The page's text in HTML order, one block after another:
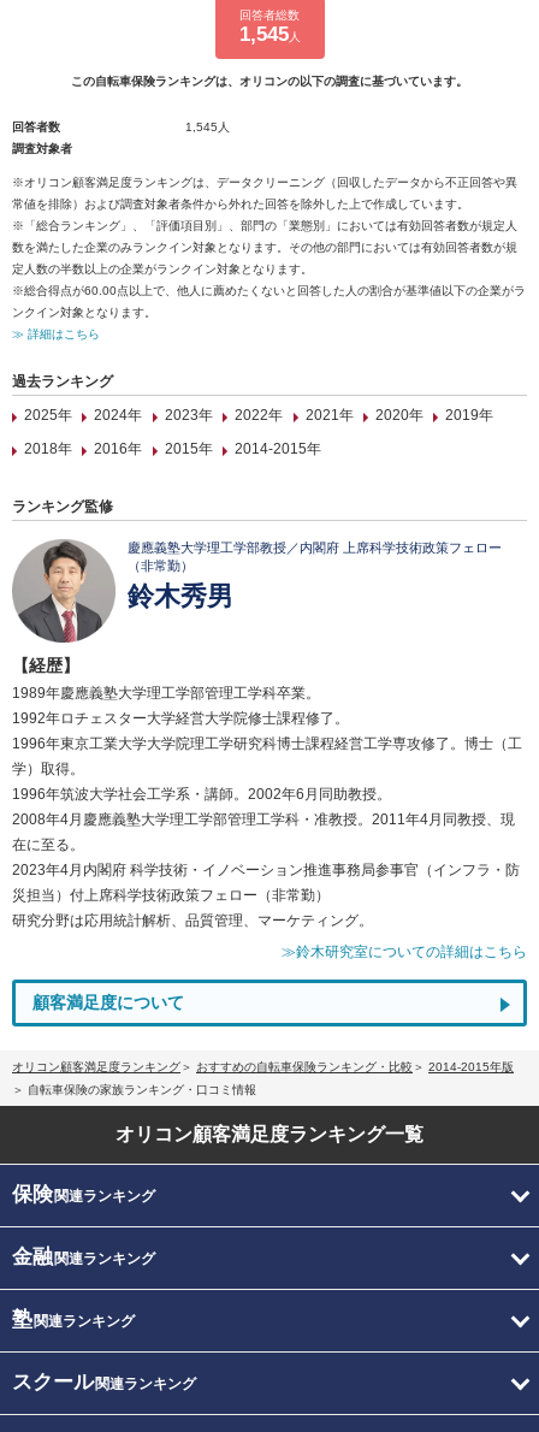
回答者総数
1,545人
この自転車保険ランキングは、オリコンの以下の調査に基づいています。
回答者数
1,545人
調査対象者
※オリコン顧客満足度ランキングは、データクリーニング（回収したデータから不正回答や異
常値を排除）および調査対象者条件から外れた回答を除外した上で作成しています。
※「総合ランキング」、「評価項目別」、部門の「業態別」においては有効回答者数が規定人
数を満たした企業のみランクイン対象となります。その他の部門においては有効回答者数が規
定人数の半数以上の企業がランクイン対象となります。
※総合得点が60.00点以上で、他人に薦めたくないと回答した人の割合が基準値以下の企業がラ
ンクイン対象となります。
≫ 詳細はこちら
過去ランキング
2025年
2024年 2023年 2022年 2021年 2020年
2019年
2018年
2016年 2015年 2014-2015年
ランキング監修
慶應義塾大学理工学部教授／内閣府 上席科学技術政策フェロー
（非常勤）
鈴木秀男
【経歴】
1989年慶應義塾大学理工学部管理工学科卒業。
1992年ロチェスター大学経営大学院修士課程修了。
1996年東京工業大学大学院理工学研究科博士課程経営工学専攻修了。博士（工
学）取得。
1996年筑波大学社会工学系・講師。2002年6月同助教授。
2008年4月慶應義塾大学理工学部管理工学科・准教授。2011年4月同教授、現
在に至る。
2023年4月内閣府 科学技術・イノベーション推進事務局参事官（インフラ・防
災担当）付上席科学技術政策フェロー（非常勤）
研究分野は応用統計解析、品質管理、マーケティング。
≫鈴木研究室についての詳細はこちら
顧客満足度について
オリコン顧客満足度ランキング おすすめの自転車保険ランキング・比較
2014-2015年版
自転車保険の家族ランキング・口コミ情報
オリコン顧客満足度ランキング一覧
保険関連ランキング
金融関連ランキング
塾関連ランキング
スクール関連ランキング